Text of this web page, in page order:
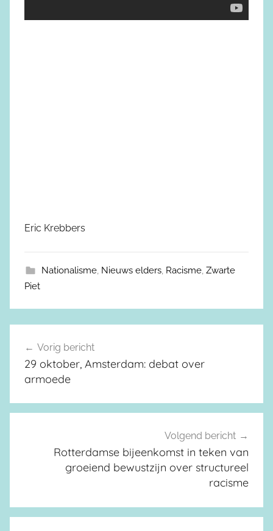
Eric Krebbers
Nationalisme, Nieuws elders, Racisme, Zwarte
Piet
Berichtnavigatie
Vorig bericht
29 oktober, Amsterdam: debat over
armoede
Volgend bericht
Rotterdamse bijeenkomst in teken van
groeiend bewustzijn over structureel
racisme